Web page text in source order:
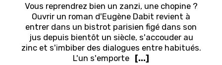
Vous reprendrez bien un zanzi, une chopine ?
Ouvrir un roman d'Eugène Dabit revient à
entrer dans un bistrot parisien figé dans son
jus depuis bientôt un siècle, s'accouder au
zinc et s'imbiber des dialogues entre habitués.
L'un s'emporte [...]